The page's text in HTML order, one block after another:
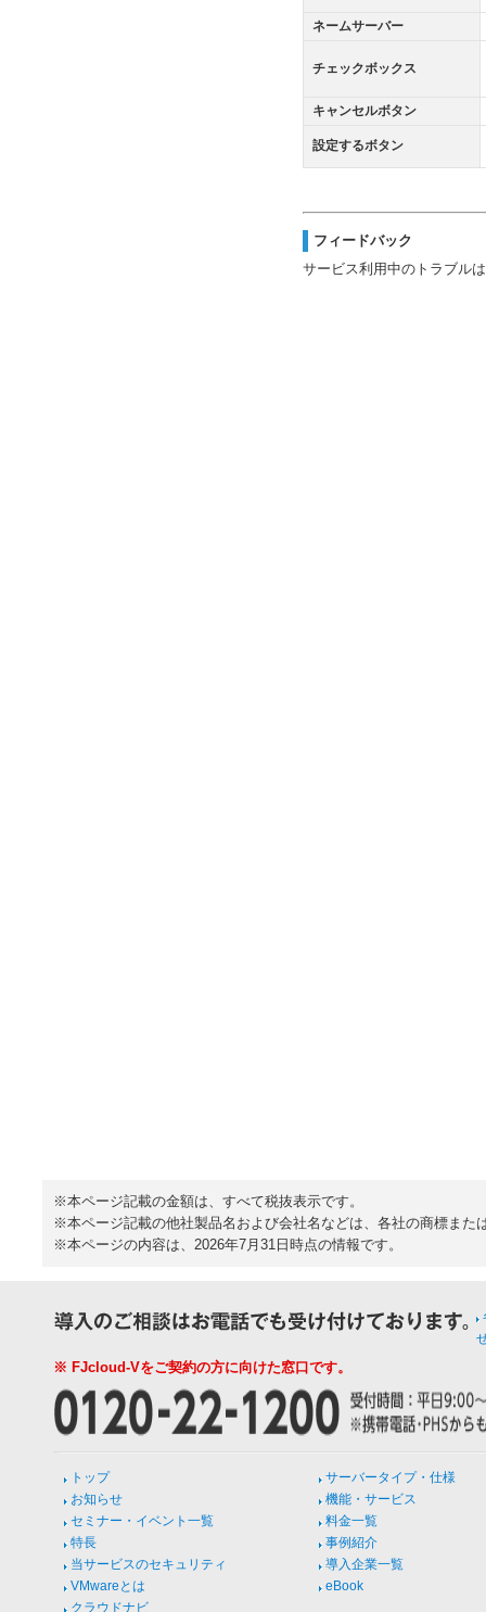
ネームサーバー
チェックボックス
キャンセルボタン
設定するボタン
フィードバック
サービス利用中のトラブル
※本ページ記載の金額は、すべて税抜表示です。
※本ページ記載の他社製品名および会社名などは、各社の商標また
※本ページの内容は、2026年7月31日時点の情報です。
※ FJcloud-Vをご契約の方に向けた窓口です。
トップ
お知らせ
セミナー・イベント一覧
特長
当サービスのセキュリティ
VMwareとは
クラウドナビ
サーバータイプ・仕様
機能・サービス
料金一覧
事例紹介
導入企業一覧
eBook